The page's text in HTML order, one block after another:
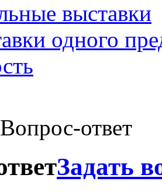
выставки
одного
ответ
Задать